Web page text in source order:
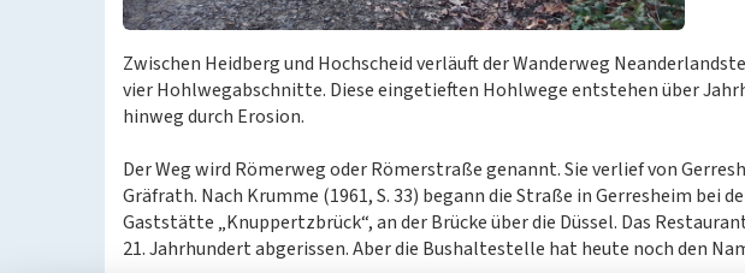
Zwischen Heidberg und Hochscheid verläuft der Wanderweg
vier Hohlwegabschnitte. Diese eingetieften Hohlwege entstehen über
hinweg durch Erosion.
Der Weg wird Römerweg oder Römerstraße genannt. Sie verlief von
Gräfrath. Nach Krumme (1961, S. 33) begann die Straße in Gerresheim bei
Gaststätte „Knuppertzbrück“, an der Brücke über die Düssel. Das
21. Jahrhundert abgerissen. Aber die Bushaltestelle hat heute noch den